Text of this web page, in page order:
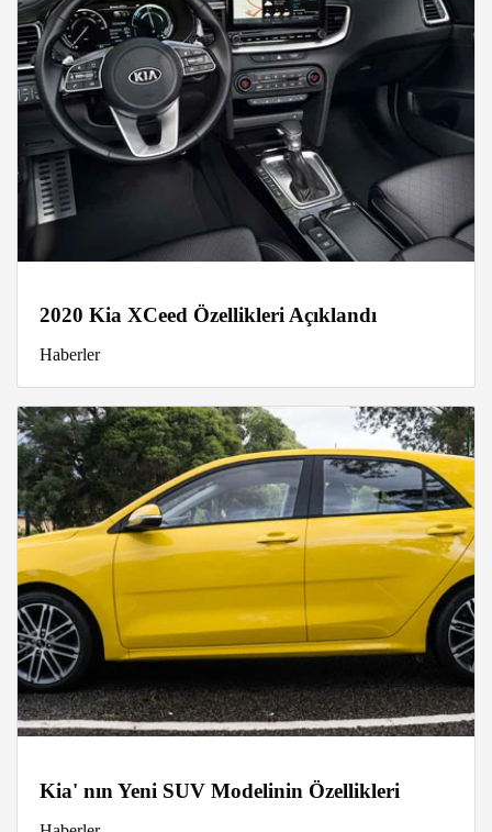
2020 Kia XCeed Özellikleri Açıklandı
Haberler
Kia' nın Yeni SUV Modelinin Özellikleri